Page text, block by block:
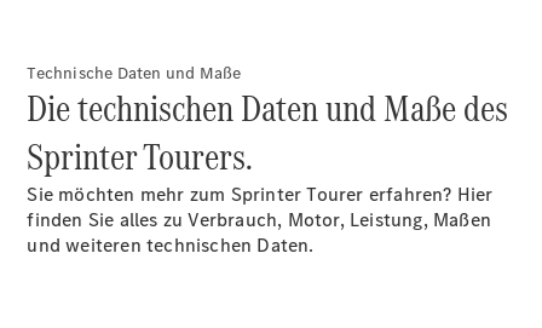
Marco Polo
Technische Daten und Maße
Die technischen Daten und Maße des
Sprinter Tourers.
Sie möchten mehr zum Sprinter Tourer erfahren? Hier
finden Sie alles zu Verbrauch, Motor, Leistung, Maßen
und weiteren technischen Daten.